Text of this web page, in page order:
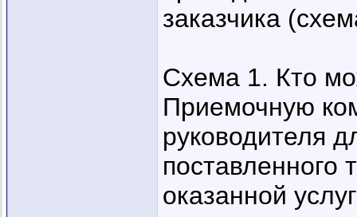
заказчика
Схема 1. Кто
Приемочную
руководителя
поставленного
оказанной